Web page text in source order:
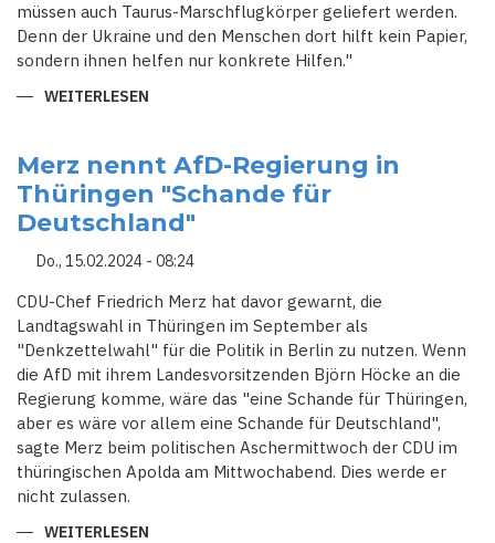
müssen auch Taurus-Marschflugkörper geliefert werden.
Denn der Ukraine und den Menschen dort hilft kein Papier,
sondern ihnen helfen nur konkrete Hilfen."
WEITERLESEN
SICHERHEITSVEREINBARUNG
TAURUS-
LIEFERUNGEN
AN
UKRAINE
Merz nennt AfD-Regierung in
Thüringen "Schande für
Deutschland"
Do., 15.02.2024 - 08:24
CDU-Chef Friedrich Merz hat davor gewarnt, die
Landtagswahl in Thüringen im September als
"Denkzettelwahl" für die Politik in Berlin zu nutzen. Wenn
die AfD mit ihrem Landesvorsitzenden Björn Höcke an die
Regierung komme, wäre das "eine Schande für Thüringen,
aber es wäre vor allem eine Schande für Deutschland",
sagte Merz beim politischen Aschermittwoch der CDU im
thüringischen Apolda am Mittwochabend. Dies werde er
nicht zulassen.
WEITERLESEN